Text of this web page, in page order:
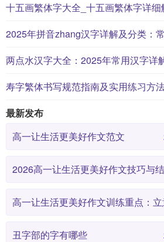
十五画繁体字大全_十五画繁体字详细
2025年拼音zhang汉字详解及分类：
两点水汉字大全：2025年常用汉字详
寿字繁体书写规范指南及实用练习方
最新发布
高一让生活更美好作文范文
2026高一让生活更美好作文技巧与
高一让生活更美好作文训练重点：
丑字部的字有哪些